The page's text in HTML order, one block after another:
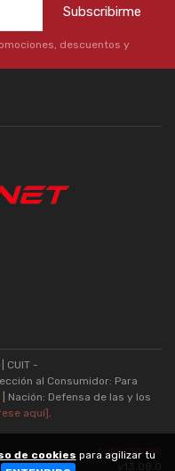
Subscribirme
descuentos y
| CUIT -
al Consumidor: Para
| Nación: Defensa de las y los
aquí] .
nubixstore®
de cookies para agilizar tu